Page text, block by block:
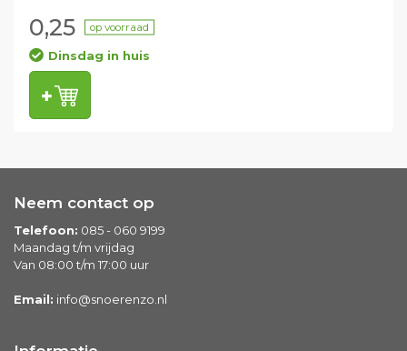
0,25 op voorraad
Dinsdag in huis
Neem contact op
Telefoon: 085 - 060 9199
Maandag t/m vrijdag
Van 08:00 t/m 17:00 uur
Email: info@snoerenzo.nl